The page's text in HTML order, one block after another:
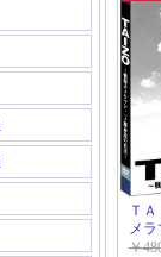
Ｔ
メ
の真
￥